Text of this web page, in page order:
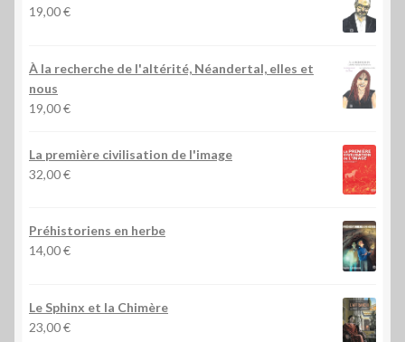
19,00€
À la recherche de l'altérité, Néandertal, elles et
nous
19,00€
La première civilisation de l'image
32,00€
Préhistoriens en herbe
14,00€
Le Sphinx et la Chimère
23,00€